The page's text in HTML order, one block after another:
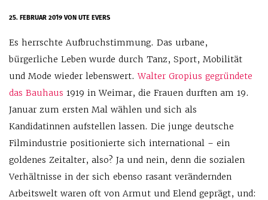
25. FEBRUAR 2019VON UTE EVERS
Es herrschte Aufbruchstimmung. Das urbane,
bürgerliche Leben wurde durch Tanz, Sport, Mobilität
und Mode wieder lebenswert.Walter Gropius gegründete
das Bauhaus 1919 in Weimar, die Frauen durften am 19.
Januar zum ersten Mal wählen und sich als
Kandidatinnen aufstellen lassen. Die junge deutsche
Filmindustrie positionierte sich international – ein
goldenes Zeitalter, also? Ja und nein, denn die sozialen
Verhältnisse in der sich ebenso rasant verändernden
Arbeitswelt waren oft von Armut und Elend geprägt, und: